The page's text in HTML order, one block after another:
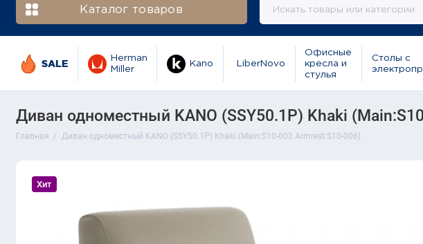
Каталог товаров
SALE
Herman
Miller
Kano LiberNovo
Офисные
кресла и
стулья
Столы с
Диван одноместный KANO (SSY50.1P) Khaki
Главная Диван одноместный KANO (SSY50.1P) Khaki (Main:S10-003 Armrest:S10-006)
Хит